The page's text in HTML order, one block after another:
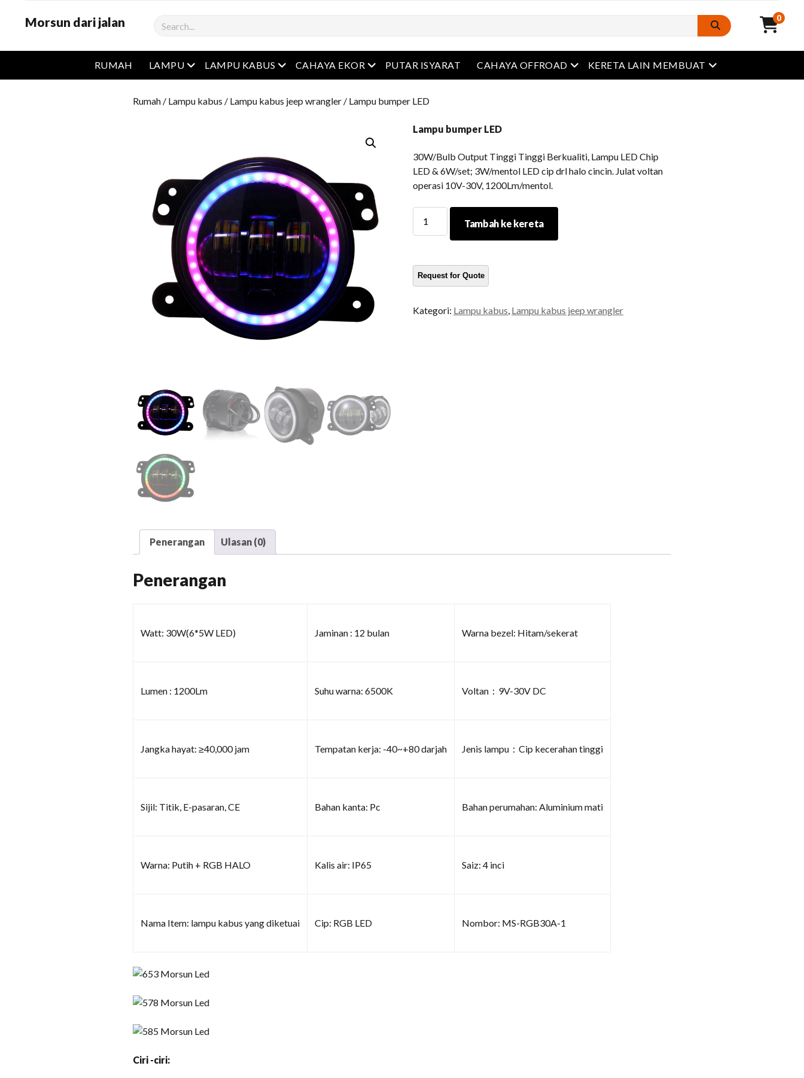
Morsun dari jalan Cari 0
RUMAH LAMPU Buka menu
LAMPU KABUS Buka menu
CAHAYA EKOR Buka menu
PUTAR ISYARAT CAHAYA OFFROAD Buka menu
KERETA LAIN MEMBUAT Buka menu
Rumah / Lampu kabus / Lampu kabus jeep wrangler / Lampu bumper LED
Lampu bumper LED
30W/Bulb Output Tinggi Tinggi Berkualiti, Lampu LED Chip
LED & 6W/set; 3W/mentol LED cip drl halo cincin. Julat voltan
operasi 10V-30V, 1200Lm/mentol.
bumper
Tambah ke kereta
Kategori: Lampu kabus, Lampu kabus jeep wrangler
Penerangan Ulasan (0)
Penerangan
Watt: 30W(6*5W LED) Jaminan : 12 bulan Warna bezel: Hitam/sekerat
Lumen : 1200Lm Suhu warna: 6500K Voltan：9V-30V DC
Jangka hayat: ≥40,000 jam Tempatan kerja: -40~+80 darjah Jenis lampu：Cip kecerahan tinggi
Sijil: Titik, E-pasaran, CE Bahan kanta: Pc Bahan perumahan: Aluminium mati
Warna: Putih + RGB HALO Kalis air: IP65 Saiz: 4 inci
Nama Item: lampu kabus yang diketuai Cip: RGB LED Nombor: MS-RGB30A-1
Ciri -ciri: